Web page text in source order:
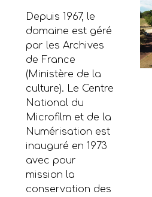
Depuis 1967, le
domaine est géré
par les Archives
de France
(Ministère de la
culture). Le Centre
National du
Microfilm et de la
Numérisation est
inauguré en 1973
avec pour
mission la
conservation des